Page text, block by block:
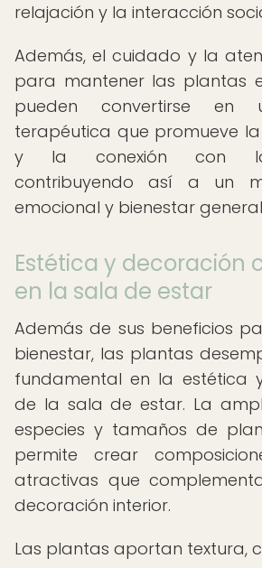
relajación y la interacción
Además, el cuidado y la
para mantener las plantas
pueden convertirse en
terapéutica que promueve
y la conexión con la
contribuyendo así a un
emocional y bienestar
Estética y decoración
en la sala de estar
Además de sus beneficios
bienestar, las plantas
fundamental en la estética
de la sala de estar. La
especies y tamaños de
permite crear
atractivas que
decoración interior.
Las plantas aportan textura,